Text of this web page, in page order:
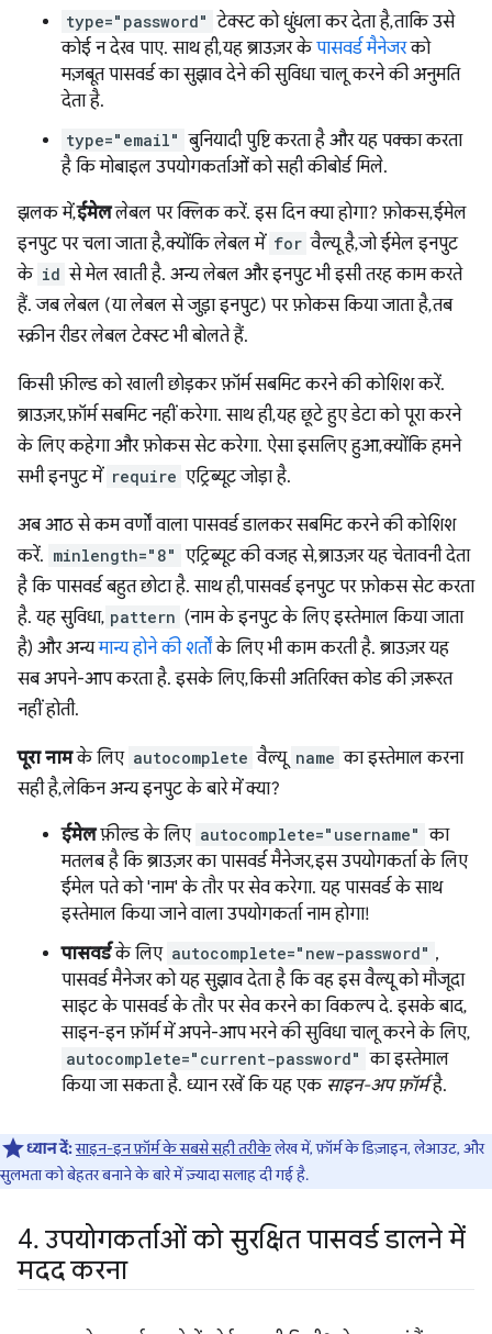
type="password" टेक्स्ट को धुंधला कर देता है, ताकि उसे
कोई न देख पाए. साथ ही, यह ब्राउज़र केपासवर्ड मैनेजरको
मज़बूत पासवर्ड का सुझाव देने की सुविधा चालू करने की अनुमति
देता है.
type="email" बुनियादी पुष्टि करता है और यह पक्का करता
है कि मोबाइल उपयोगकर्ताओं को सही कीबोर्ड मिले.
झलक में,ईमेललेबल पर क्लिक करें. इस दिन क्या होगा? फ़ोकस, ईमेल
इनपुट पर चला जाता है, क्योंकि लेबल में for वैल्यू है, जो ईमेल इनपुट
के id से मेल खाती है. अन्य लेबल और इनपुट भी इसी तरह काम करते
हैं. जब लेबल (या लेबल से जुड़ा इनपुट) पर फ़ोकस किया जाता है, तब
स्क्रीन रीडर लेबल टेक्स्ट भी बोलते हैं.
किसी फ़ील्ड को खाली छोड़कर फ़ॉर्म सबमिट करने की कोशिश करें.
ब्राउज़र, फ़ॉर्म सबमिट नहीं करेगा. साथ ही, यह छूटे हुए डेटा को पूरा करने
के लिए कहेगा और फ़ोकस सेट करेगा. ऐसा इसलिए हुआ, क्योंकि हमने
सभी इनपुट में require एट्रिब्यूट जोड़ा है.
अब आठ से कम वर्णों वाला पासवर्ड डालकर सबमिट करने की कोशिश
करें. minlength="8" एट्रिब्यूट की वजह से, ब्राउज़र यह चेतावनी देता
है कि पासवर्ड बहुत छोटा है. साथ ही, पासवर्ड इनपुट पर फ़ोकस सेट करता
है. यह सुविधा, pattern (नाम के इनपुट के लिए इस्तेमाल किया जाता
है) और अन्यमान्य होने की शर्तोंके लिए भी काम करती है. ब्राउज़र यह
सब अपने-आप करता है. इसके लिए, किसी अतिरिक्त कोड की ज़रूरत
नहीं होती.
पूरा नामके लिए autocomplete वैल्यू name का इस्तेमाल करना
सही है, लेकिन अन्य इनपुट के बारे में क्या?
ईमेलफ़ील्ड के लिए autocomplete="username" का
मतलब है कि ब्राउज़र का पासवर्ड मैनेजर, इस उपयोगकर्ता के लिए
ईमेल पते को 'नाम' के तौर पर सेव करेगा. यह पासवर्ड के साथ
इस्तेमाल किया जाने वाला उपयोगकर्ता नाम होगा!
पासवर्डके लिए autocomplete="new-password" ,
पासवर्ड मैनेजर को यह सुझाव देता है कि वह इस वैल्यू को मौजूदा
साइट के पासवर्ड के तौर पर सेव करने का विकल्प दे. इसके बाद,
साइन-इन फ़ॉर्म में अपने-आप भरने की सुविधा चालू करने के लिए,
autocomplete="current-password" का इस्तेमाल
किया जा सकता है. ध्यान रखें कि यह एक साइन-अप फ़ॉर्महै.
ध्यान दें:साइन-इन फ़ॉर्म के सबसे सही तरीकेलेख में, फ़ॉर्म के डिज़ाइन, लेआउट, और
सुलभता को बेहतर बनाने के बारे में ज़्यादा सलाह दी गई है.
4. उपयोगकर्ताओं को सुरक्षित पासवर्ड डालने में
मदद करना